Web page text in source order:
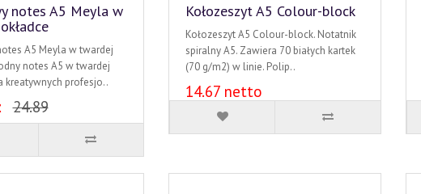
notes A5 Meyla w
A5 Meyla w twardej
notes A5 w twardej
kreatywnych profesjo..
24.89
Kołozeszyt A5 Colour-block
Kołozeszyt A5 Colour-block. Notatnik
spiralny A5. Zawiera 70 białych kartek
(70 g/m2) w linie. Polip..
14.67 netto